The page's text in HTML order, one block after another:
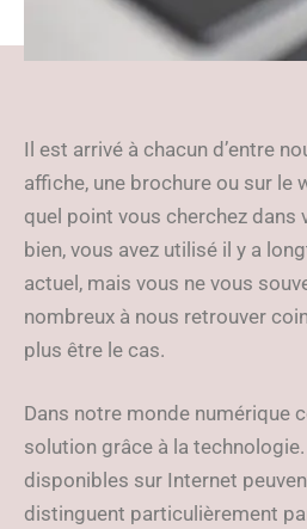
Il est arrivé à chacun d’entre
affiche, une brochure ou sur le
quel point vous cherchez dans
bien, vous avez utilisé il y a
actuel, mais vous ne vous
nombreux à nous retrouver
plus être le cas.
Dans notre monde numérique
solution grâce à la
disponibles sur Internet
distinguent particulièrement